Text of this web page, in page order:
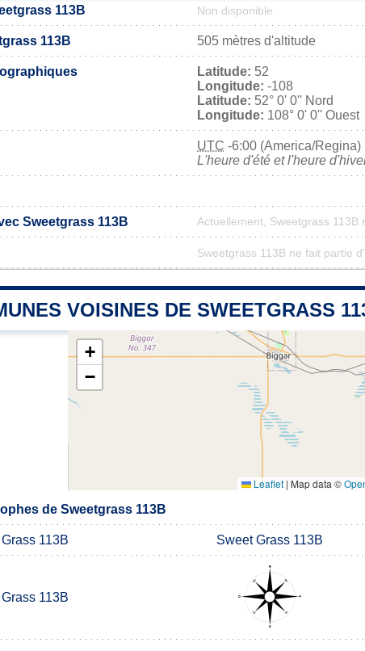
113B Non disponible
113B 505 mètres d'altitude
Latitude: 52
Longitude: -108
Latitude: 52° 0' 0'' Nord
Longitude: 108° 0' 0'' Ouest
UTC -6:00 (America/Regina)
L'heure d'été et l'heure
Sweetgrass 113B Actuellement, Sweetgrass 113B
Sweetgrass 113B ne fait partie
VOISINES DE SWEETGRASS
+
−
Leaflet | Map data ©
de Sweetgrass 113B
113B Sweet Grass 113B
113B